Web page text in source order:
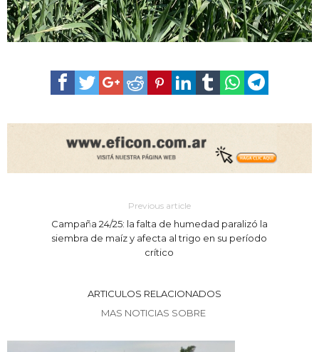
Previous article
Campaña 24/25: la falta de humedad paralizó la
siembra de maíz y afecta al trigo en su período
crítico
ARTICULOS RELACIONADOS
MAS NOTICIAS SOBRE